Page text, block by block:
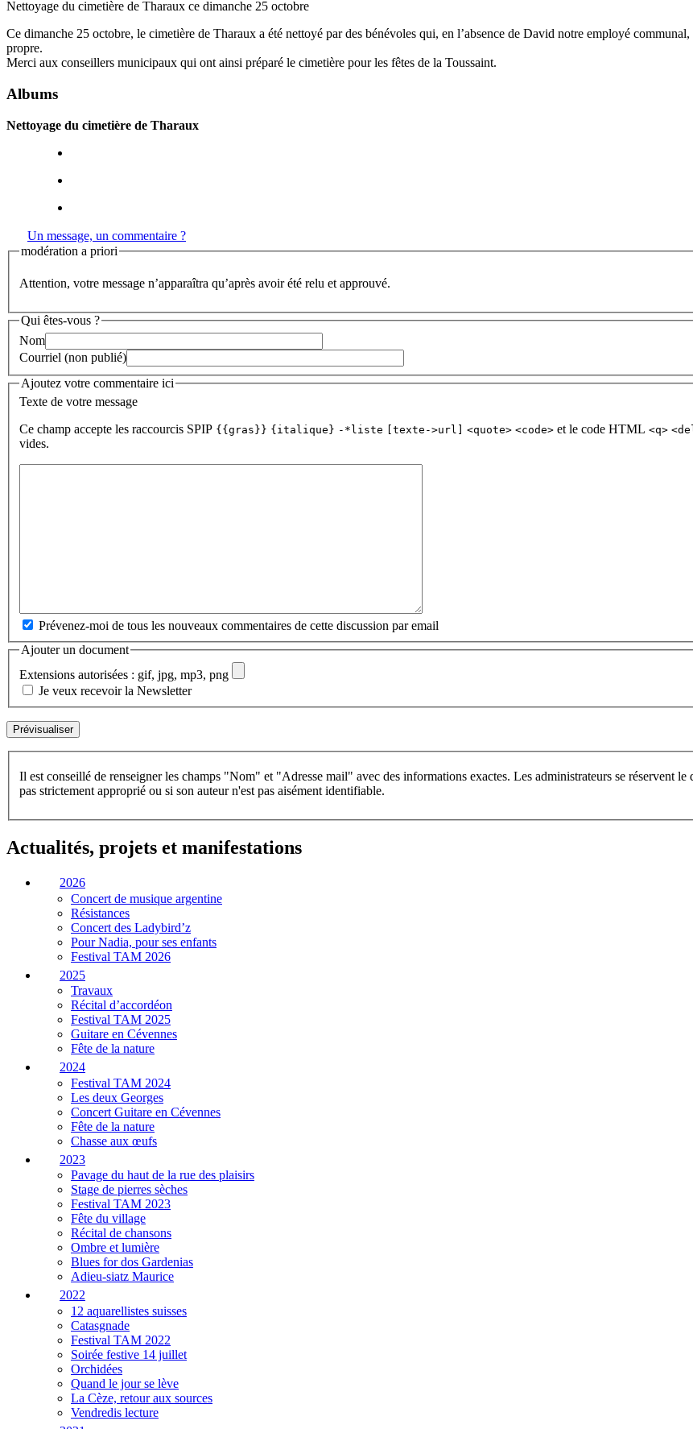
Nettoyage du cimetière de Tharaux ce dimanche 25 octobre
Ce dimanche 25 octobre, le cimetière de Tharaux a été nettoyé par des bénévoles qui, en l’absence de David notre employé
propre.
Merci aux conseillers municipaux qui ont ainsi préparé le cimetière pour les fêtes de la Toussaint.
Albums
Nettoyage du cimetière de Tharaux
Un message, un commentaire ?
modération a priori
Attention, votre message n’apparaîtra qu’après avoir été relu et approuvé.
Qui êtes-vous ?
Nom
Courriel (non publié)
Ajoutez votre commentaire ici
Texte de votre message
Ce champ accepte les raccourcis SPIP {{gras}} {italique} -*liste [texte->url] <quote> <code> et le code HTML <q>
vides.
Prévenez-moi de tous les nouveaux commentaires de cette discussion par email
Ajouter un document
Extensions autorisées : gif, jpg, mp3, png
Je veux recevoir la Newsletter
Il est conseillé de renseigner les champs "Nom" et "Adresse mail" avec des informations exactes. Les administrateurs se réservent
pas strictement approprié ou si son auteur n'est pas aisément identifiable.
Actualités, projets et manifestations
2026
Concert de musique argentine
Résistances
Concert des Ladybird’z
Pour Nadia, pour ses enfants
Festival TAM 2026
2025
Travaux
Récital d’accordéon
Festival TAM 2025
Guitare en Cévennes
Fête de la nature
2024
Festival TAM 2024
Les deux Georges
Concert Guitare en Cévennes
Fête de la nature
Chasse aux œufs
2023
Pavage du haut de la rue des plaisirs
Stage de pierres sèches
Festival TAM 2023
Fête du village
Récital de chansons
Ombre et lumière
Blues for dos Gardenias
Adieu-siatz Maurice
2022
12 aquarellistes suisses
Catasgnade
Festival TAM 2022
Soirée festive 14 juillet
Orchidées
Quand le jour se lève
La Cèze, retour aux sources
Vendredis lecture